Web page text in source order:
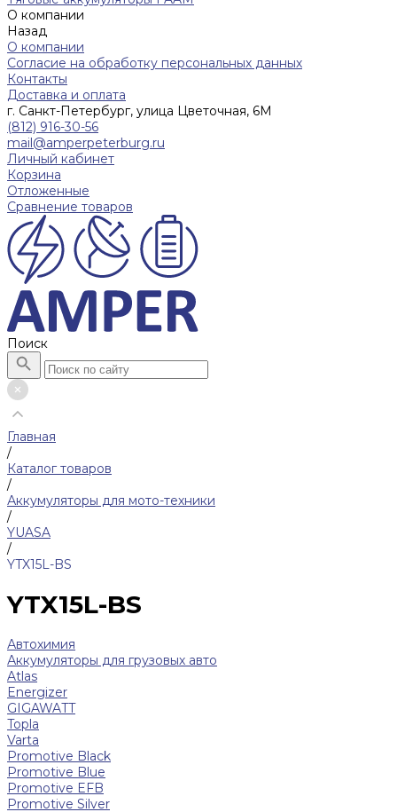
О компании
Назад
О компании
Согласие на обработку персональных данных
Контакты
Доставка и оплата
г. Санкт-Петербург, улица Цветочная, 6М
(812) 916-30-56
mail@amperpeterburg.ru
Личный кабинет
Корзина
Отложенные
Сравнение товаров
Поиск
Главная
/
Каталог товаров
/
Аккумуляторы для мото-техники
/
YUASA
/
YTX15L-BS
YTX15L-BS
Автохимия
Аккумуляторы для грузовых авто
Atlas
Energizer
GIGAWATT
Topla
Varta
Promotive Black
Promotive Blue
Promotive EFB
Promotive Silver